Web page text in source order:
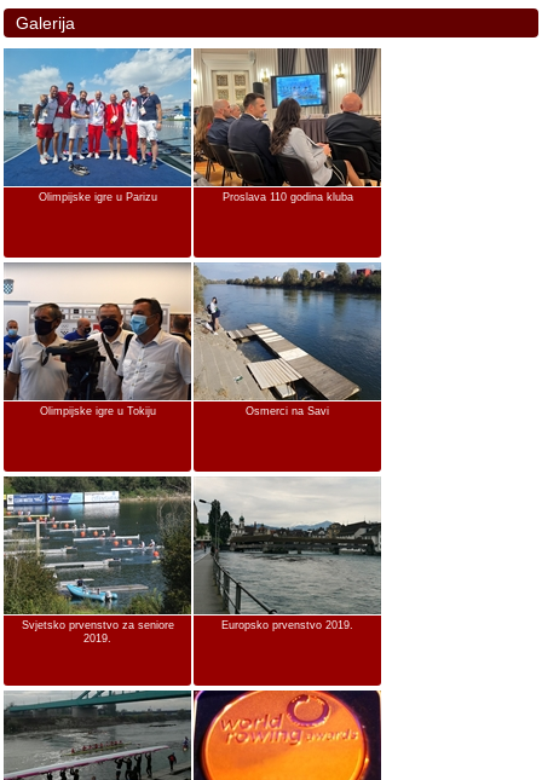
Galerija
Olimpijske igre u Parizu Proslava 110 godina kluba
Olimpijske igre u Tokiju Osmerci na Savi
Svjetsko prvenstvo za seniore
2019.
Europsko prvenstvo 2019.